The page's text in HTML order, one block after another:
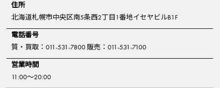
住所
北海道札幌市中央区南5条西2丁目1番地イセヤビルB1F
電話番号
質・買取：011-531-7800 販売：011-531-7100
営業時間
11:00～20:00